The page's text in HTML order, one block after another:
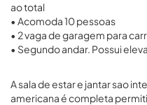
ao total
• Acomoda 10 pessoas
• 2 vaga de garagem para
• Segundo andar. Possui
A sala de estar e jantar sao
americana é completa